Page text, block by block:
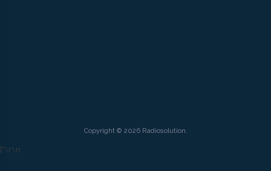
Copyright © 2026 Radiosolution.
["\r\n